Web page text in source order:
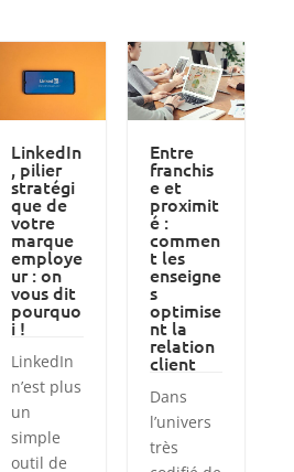
LinkedIn
, pilier
stratégi
que de
votre
marque
employe
ur : on
vous dit
pourquo
i !
LinkedIn
n’est plus
un
simple
outil de
Entre
franchis
e et
proximit
é :
commen
t les
enseigne
s
optimise
nt la
relation
client
Dans
l’univers
très